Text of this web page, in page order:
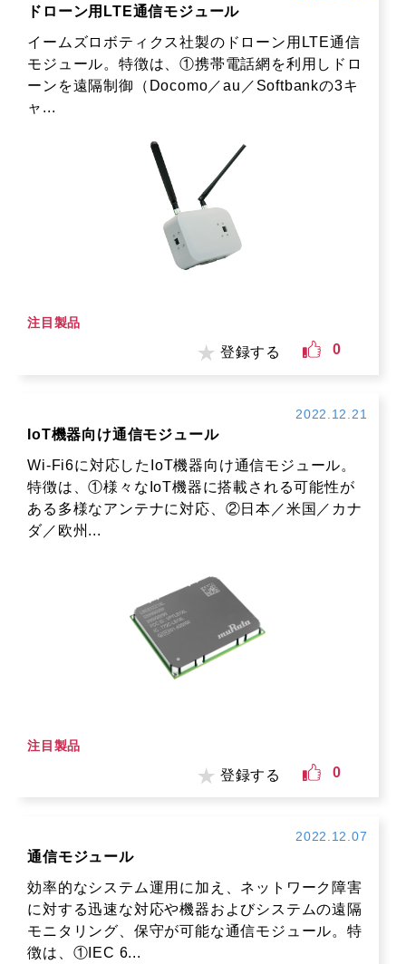
ドローン用LTE通信モジュール
イームズロボティクス社製のドローン用LTE通信
モジュール。特徴は、①携帯電話網を利用しドロ
ーンを遠隔制御（Docomo／au／Softbankの3キ
ャ...
注目製品
登録する 0
2022.12.21
IoT機器向け通信モジュール
Wi-Fi6に対応したIoT機器向け通信モジュール。
特徴は、①様々なIoT機器に搭載される可能性が
ある多様なアンテナに対応、②日本／米国／カナ
ダ／欧州...
注目製品
登録する 0
2022.12.07
通信モジュール
効率的なシステム運用に加え、ネットワーク障害
に対する迅速な対応や機器およびシステムの遠隔
モニタリング、保守が可能な通信モジュール。特
徴は、①IEC 6...